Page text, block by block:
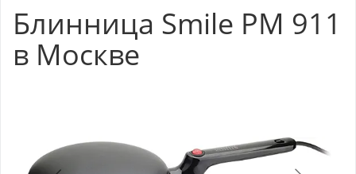
Блинница Smile PM 911
в Москве